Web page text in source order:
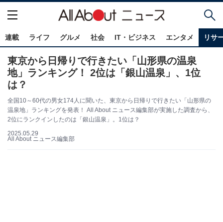
連載 ライフ グルメ 社会 IT・ビジネス エンタメ リサ
東京から日帰りで行きたい「山形県の温泉
地」ランキング！ 2位は「銀山温泉」、1位
は？
全国10～60代の男女174人に聞いた、東京から日帰りで行きたい「山形県の
温泉地」ランキングを発表！ All About ニュース編集部が実施した調査から、
2位にランクインしたのは「銀山温泉」。1位は？
2025.05.29
All About ニュース編集部